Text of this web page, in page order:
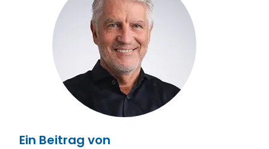
Ein Beitrag von